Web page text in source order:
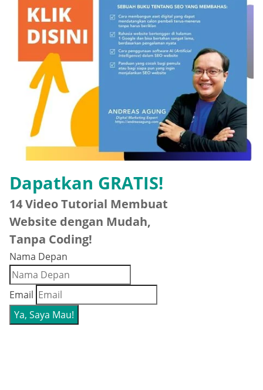
Dapatkan GRATIS!
14 Video Tutorial Membuat
Website dengan Mudah,
Tanpa Coding!
Nama Depan
Email